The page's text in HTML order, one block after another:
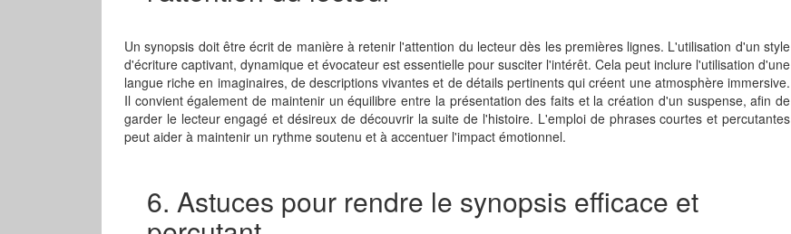
Un synopsis doit être écrit de manière à retenir l'attention du lecteur dès les premières lignes. L'utilisation d'un style
d'écriture captivant, dynamique et évocateur est essentielle pour susciter l'intérêt. Cela peut inclure l'utilisation d'une
langue riche en imaginaires, de descriptions vivantes et de détails pertinents qui créent une atmosphère immersive.
Il convient également de maintenir un équilibre entre la présentation des faits et la création d'un suspense, afin de
garder le lecteur engagé et désireux de découvrir la suite de l'histoire. L'emploi de phrases courtes et percutantes
peut aider à maintenir un rythme soutenu et à accentuer l'impact émotionnel.
6. Astuces pour rendre le synopsis efficace et